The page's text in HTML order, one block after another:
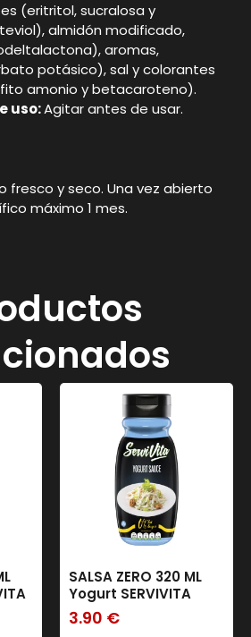
(eritritol, sucralosa y
almidón modificado,
aromas,
potásico), sal y colorantes
amonio y betacaroteno).
uso:Agitar antes de usar.
fresco y seco. Una vez abierto
máximo 1 mes.
SALSA ZERO 320 ML
Yogurt SERVIVITA
3.90 €